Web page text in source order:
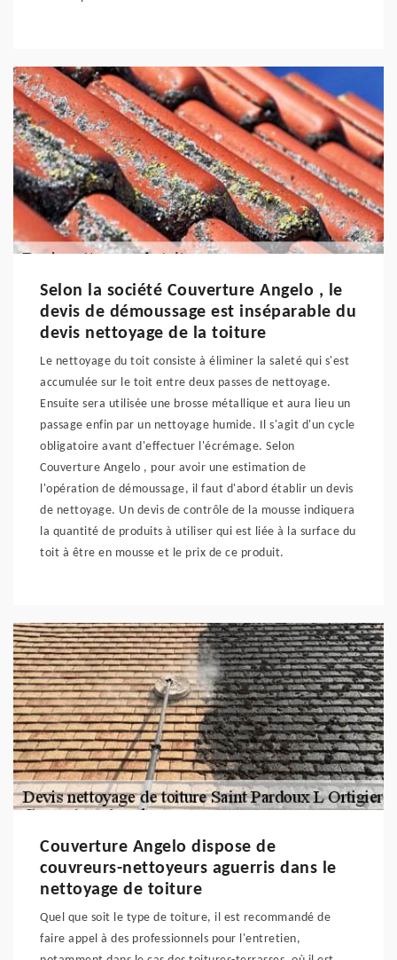
Selon la société Couverture Angelo , le
devis de démoussage est inséparable du
devis nettoyage de la toiture
Le nettoyage du toit consiste à éliminer la saleté qui s'est
accumulée sur le toit entre deux passes de nettoyage.
Ensuite sera utilisée une brosse métallique et aura lieu un
passage enfin par un nettoyage humide. Il s'agit d'un cycle
obligatoire avant d'effectuer l'écrémage. Selon
Couverture Angelo , pour avoir une estimation de
l'opération de démoussage, il faut d'abord établir un devis
de nettoyage. Un devis de contrôle de la mousse indiquera
la quantité de produits à utiliser qui est liée à la surface du
toit à être en mousse et le prix de ce produit.
Couverture Angelo dispose de
couvreurs-nettoyeurs aguerris dans le
nettoyage de toiture
Quel que soit le type de toiture, il est recommandé de
faire appel à des professionnels pour l'entretien,